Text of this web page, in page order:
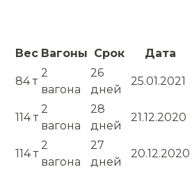
Вес Вагоны Срок Дата
84 т
2
вагона
26
дней
25.01.2021
114 т
2
вагона
28
дней
21.12.2020
114 т
2
вагона
27
дней
20.12.2020